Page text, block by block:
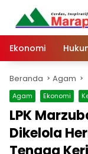
Langsung
konten
Ekonomi
Beranda Agam
Agam Ekonomi
LPK
Dikelola